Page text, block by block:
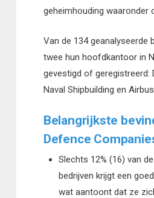
geheimhouding waaronder
Van de 134 geanalyseerde
twee hun hoofdkantoor in
gevestigd of geregistreerd:
Naval Shipbuilding en Airbus
Belangrijkste
Defence
Slechts 12% (16) van
bedrijven krijgt een
wat aantoont dat ze